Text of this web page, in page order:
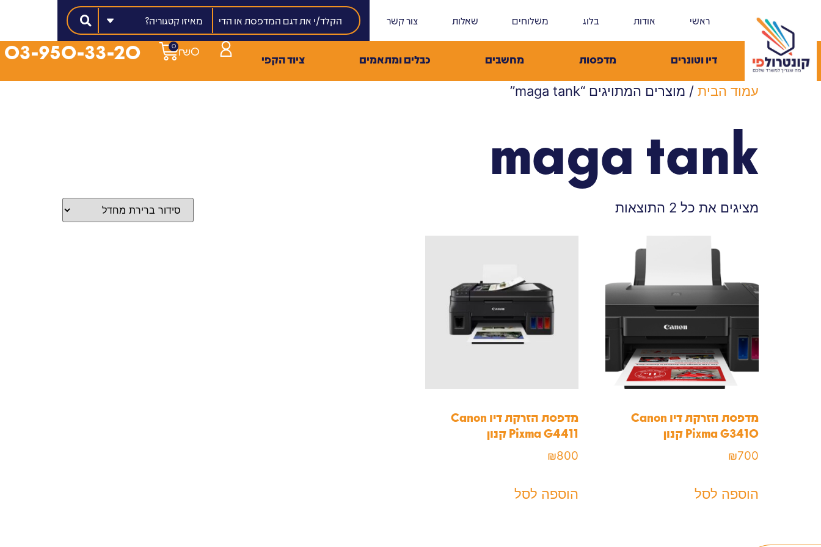
ראשי אודות בלוג משלוחים שאלות צור קשר מאיזו קטגוריה?
דיו וטונרים מדפסות מחשבים כבלים ומתאמים ציוד הקפי
₪0
0
03-950-33-20
עמוד הבית / מוצרים המתויגים “maga tank”
maga tank
מציגים את כל ⁦2⁩ התוצאות
מדפסת ‏הזרקת דיו Canon
Pixma G3410 קנון
₪700
הוספה לסל
מדפסת ‏הזרקת דיו Canon
Pixma G4411 קנון
₪800
הוספה לסל